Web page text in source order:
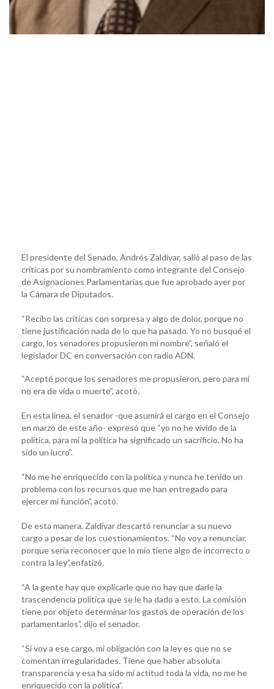
El presidente del Senado, Andrés Zaldívar, salió al paso de las
críticas por su nombramiento como integrante del Consejo
de Asignaciones Parlamentarias que fue aprobado ayer por
la Cámara de Diputados.
“Recibo las críticas con sorpresa y algo de dolor, porque no
tiene justificación nada de lo que ha pasado. Yo no busqué el
cargo, los senadores propusieron mi nombre”, señaló el
legislador DC en conversación con radio ADN.
“Acepté porque los senadores me propusieron, pero para mí
no era de vida o muerte”, acotó.
En esta línea, el senador -que asumirá el cargo en el Consejo
en marzo de este año- expresó que “yo no he vivido de la
política, para mí la política ha significado un sacrificio. No ha
sido un lucro”.
“No me he enriquecido con la política y nunca he tenido un
problema con los recursos que me han entregado para
ejercer mi función”, acotó.
De esta manera, Zaldívar descartó renunciar a su nuevo
cargo a pesar de los cuestionamientos. “No voy a renunciar,
porque sería reconocer que lo mío tiene algo de incorrecto o
contra la ley”,enfatizó.
“A la gente hay que explicarle que no hay que darle la
trascendencia política que se le ha dado a esto. La comisión
tiene por objeto determinar los gastos de operación de los
parlamentarios”, dijo el senador.
“Si voy a ese cargo, mi obligación con la ley es que no se
comentan irregularidades. Tiene que haber absoluta
transparencia y esa ha sido mi actitud toda la vida, no me he
enriquecido con la política”.